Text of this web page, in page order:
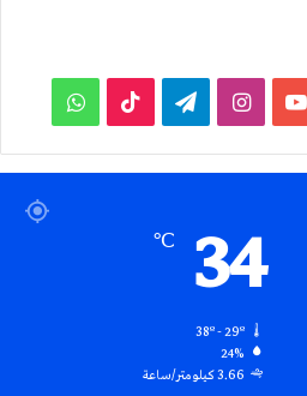
‫YouTubeانستقرامتيلقرام ‫TikTokواتساب
34
℃
24%
3.66 كيلومتر/ساعة